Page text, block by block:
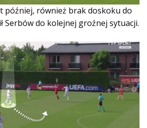
później, również brak doskoku do
Serbów do kolejnej groźnej sytuacji.